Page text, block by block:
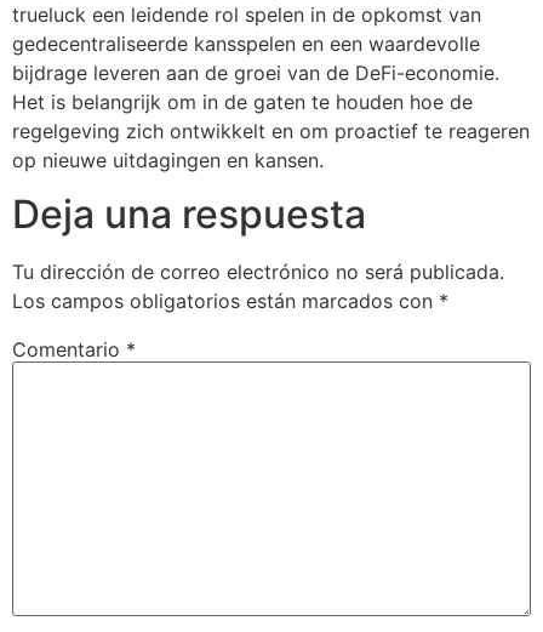
trueluck een leidende rol spelen in de opkomst van
gedecentraliseerde kansspelen en een waardevolle
bijdrage leveren aan de groei van de DeFi-economie.
Het is belangrijk om in de gaten te houden hoe de
regelgeving zich ontwikkelt en om proactief te reageren
op nieuwe uitdagingen en kansen.
Deja una respuesta
Tu dirección de correo electrónico no será publicada.
Los campos obligatorios están marcados con *
Comentario *